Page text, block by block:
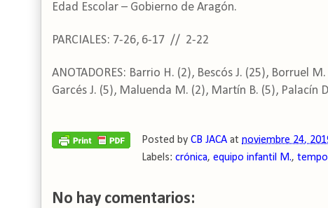
Edad Escolar – Gobierno de Aragón.
PARCIALES: 7-26, 6-17 // 2-22
ANOTADORES: Barrio H. (2), Bescós J. (25), Borruel
Garcés J. (5), Maluenda M. (2), Martín B. (5), Palacín
Posted by CB JACA at noviembre 24,
Labels: crónica, equipo infantil M.,
No hay comentarios: